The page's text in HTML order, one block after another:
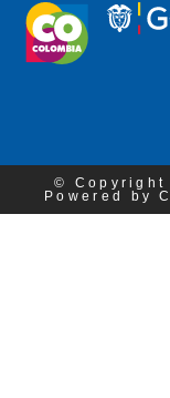
© Copyright
Powered by